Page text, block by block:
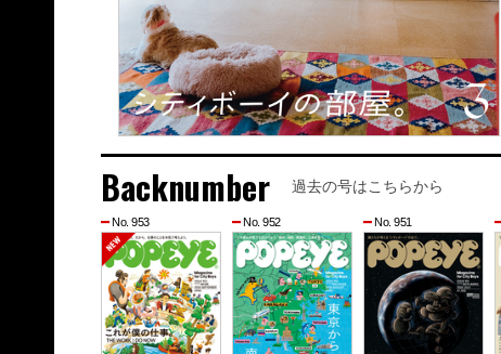
Backnumber 過去の号はこちらから
No. 953 No. 952 No. 951